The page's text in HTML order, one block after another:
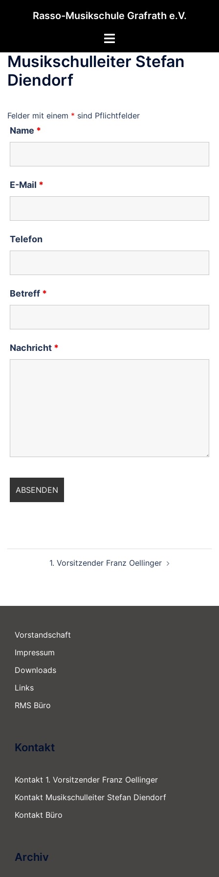
Rasso-Musikschule Grafrath e.V.
Menü
Musikschulleiter Stefan
Diendorf
Felder mit einem * sind Pflichtfelder
Name *
E-Mail *
Telefon
Betreff *
Nachricht *
1. Vorsitzender Franz Oellinger
Vorstandschaft
Impressum
Downloads
Links
RMS Büro
Kontakt
Kontakt 1. Vorsitzender Franz Oellinger
Kontakt Musikschulleiter Stefan Diendorf
Kontakt Büro
Archiv